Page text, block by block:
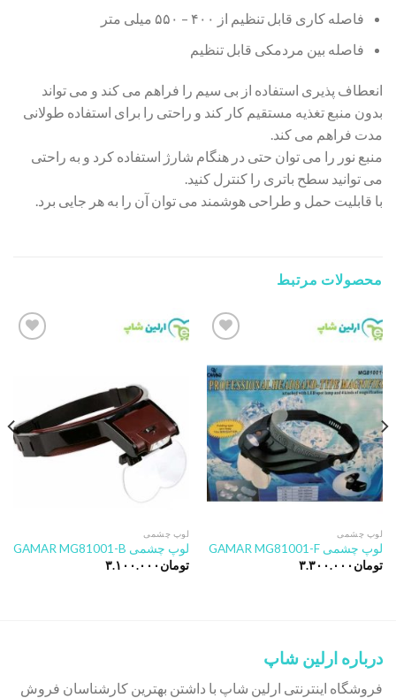
فاصله کاری قابل تنظیم از ۴۰۰ – ۵۵۰ میلی متر
فاصله بین مردمکی قابل تنظیم
انعطاف پذیری استفاده از بی سیم را فراهم می کند و می تواند
بدون منبع تغذیه مستقیم کار کند و راحتی را برای استفاده طولانی
مدت فراهم می کند.
منبع نور را می توان حتی در هنگام شارژ استفاده کرد و به راحتی
می توانید سطح باتری را کنترل کنید.
با قابلیت حمل و طراحی هوشمند می توان آن را به هر جایی برد.
محصولات مرتبط
Add to
wishlist
لوپ چشمی
لوپ چشمی GAMAR MG81001-F
تومان ۳.۳۰۰.۰۰۰
لوپ چشمی
لوپ چشمی GAMAR MG81001-B
تومان ۳.۱۰۰.۰۰۰
درباره ارلین شاپ
فروشگاه اینترنتی ارلین شاپ با داشتن بهترین کارشناسان فروش